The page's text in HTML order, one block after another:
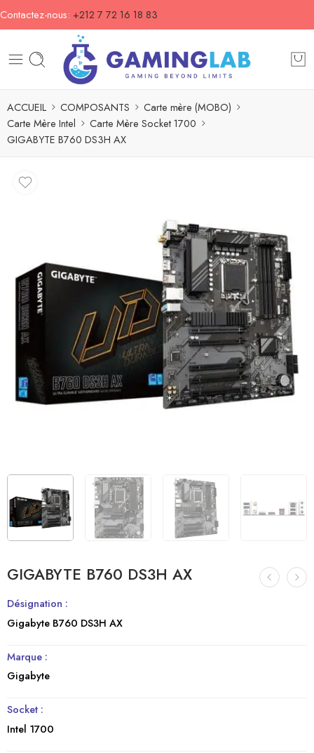
Contactez-nous: +212 7 72 16 18 83
ACCUEIL COMPOSANTS
Carte mère (MOBO)
Carte Mère Intel
Carte Mère Socket 1700
GIGABYTE B760 DS3H AX
GIGABYTE B760 DS3H AX
Désignation :
Gigabyte B760 DS3H AX
Marque :
Gigabyte
Socket :
Intel 1700